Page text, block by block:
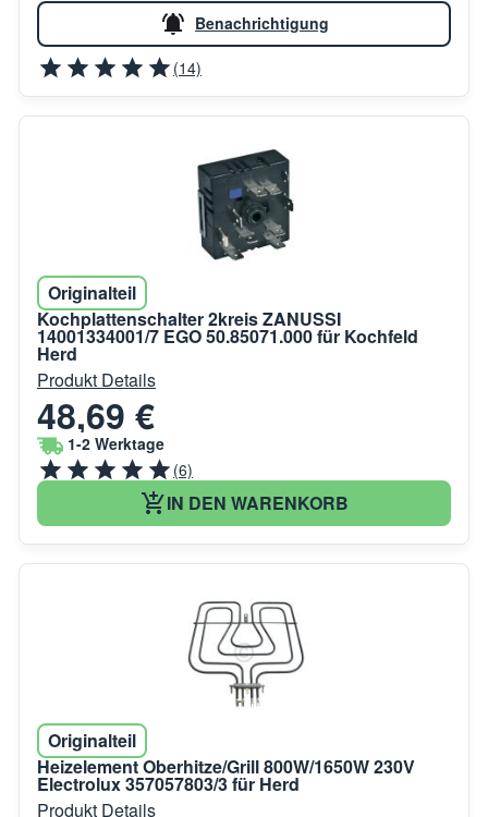
Benachrichtigung
(14)
Originalteil
Kochplattenschalter 2kreis ZANUSSI
14001334001/7 EGO 50.85071.000 für Kochfeld
Herd
Produkt Details
48,69 €
1-2 Werktage
(6)
IN DEN WARENKORB
Originalteil
Heizelement Oberhitze/Grill 800W/1650W 230V
Electrolux 357057803/3 für Herd
Produkt Details